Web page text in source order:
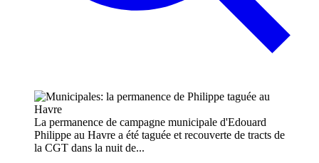
La permanence de campagne municipale d'Edouard
Philippe au Havre a été taguée et recouverte de tracts de
la CGT dans la nuit de...